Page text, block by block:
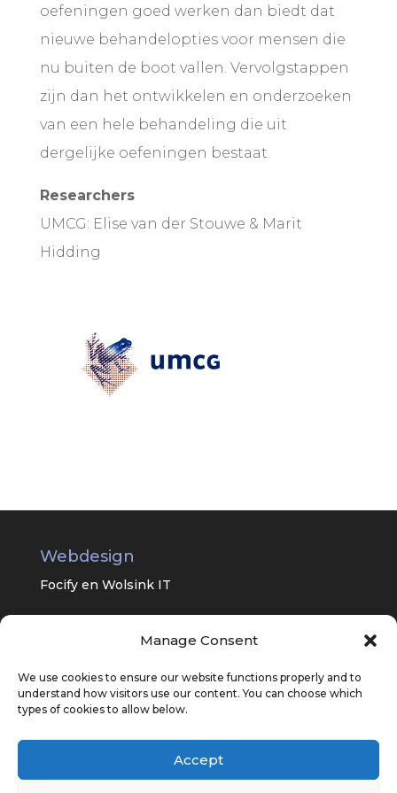
Manage Consent
We use cookies to ensure our website functions properly and to
understand how visitors use our content. You can choose which
types of cookies to allow below.
Accept
oefeningen goed werken dan biedt dat
nieuwe behandelopties voor mensen die
nu buiten de boot vallen. Vervolgstappen
zijn dan het ontwikkelen en onderzoeken
van een hele behandeling die uit
dergelijke oefeningen bestaat.
Researchers
UMCG: Elise van der Stouwe & Marit
Hidding
Webdesign
Focify en Wolsink IT
Universitair Centrum Psychiatrie van